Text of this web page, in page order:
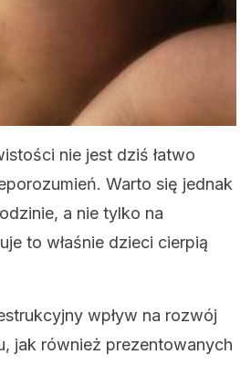
nie jest dziś łatwo
Warto się jednak
a nie tylko na
to właśnie dzieci cierpią
wpływ na rozwój
jak również prezentowanych